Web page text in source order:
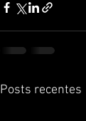
Posts recentes